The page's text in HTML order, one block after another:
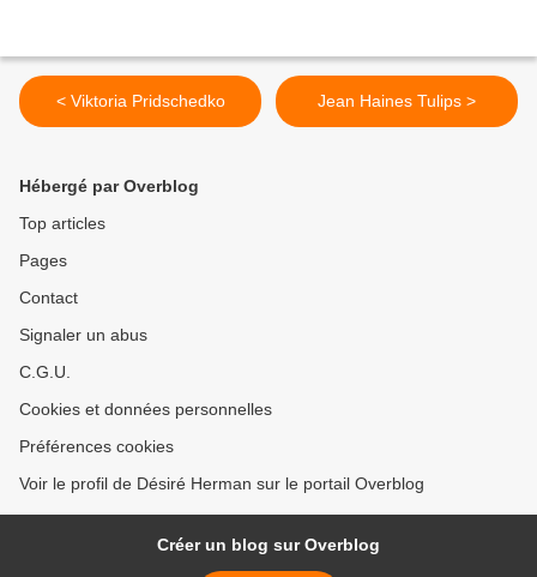
< Viktoria Pridschedko Jean Haines Tulips >
Hébergé par Overblog
Top articles
Pages
Contact
Signaler un abus
C.G.U.
Cookies et données personnelles
Préférences cookies
Voir le profil de Désiré Herman sur le portail Overblog
Créer un blog sur Overblog